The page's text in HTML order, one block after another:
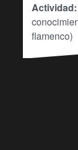
Actividad:
flamenco)